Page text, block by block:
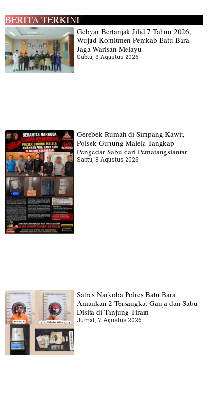
BERITA TERKINI
Gebyar Bertanjak Jilid 7 Tahun 2026,
Wujud Komitmen Pemkab Batu Bara
Jaga Warisan Melayu
Sabtu, 8 Agustus 2026
Gerebek Rumah di Simpang Kawit,
Polsek Gunung Malela Tangkap
Pengedar Sabu dari Pematangsiantar
Sabtu, 8 Agustus 2026
Satres Narkoba Polres Batu Bara
Amankan 2 Tersangka, Ganja dan Sabu
Disita di Tanjung Tiram
Jumat, 7 Agustus 2026